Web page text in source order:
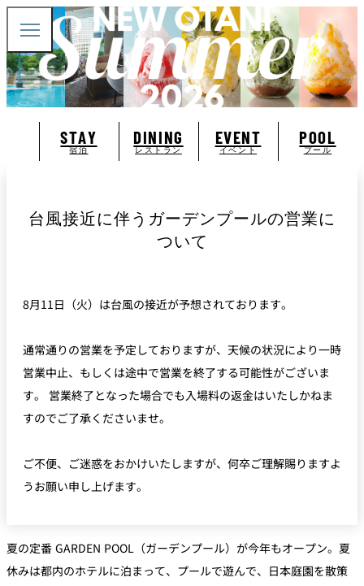
宿泊
STAY
レストラン
DINING
イベント
EVENT
プール
POOL
台風接近に伴うガーデンプールの営業に
ついて
8月11日（火）は台風の接近が予想されております。
通常通りの営業を予定しておりますが、天候の状況により一時
営業中止、もしくは途中で営業を終了する可能性がございま
す。 営業終了となった場合でも入場料の返金はいたしかねま
すのでご了承くださいませ。
ご不便、ご迷惑をおかけいたしますが、何卒ご理解賜りますよ
うお願い申し上げます。
夏の定番 GARDEN POOL（ガーデンプール）が今年もオープン。夏
休みは都内のホテルに泊まって、プールで遊んで、日本庭園を散策